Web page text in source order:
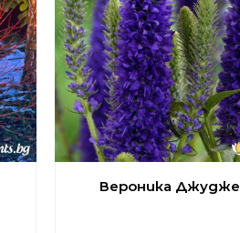
Вероника Джудже